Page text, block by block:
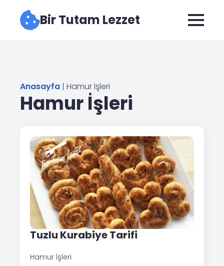
Bir Tutam Lezzet
Anasayfa | Hamur İşleri
Hamur İşleri
Tuzlu Kurabiye Tarifi
Hamur İşleri